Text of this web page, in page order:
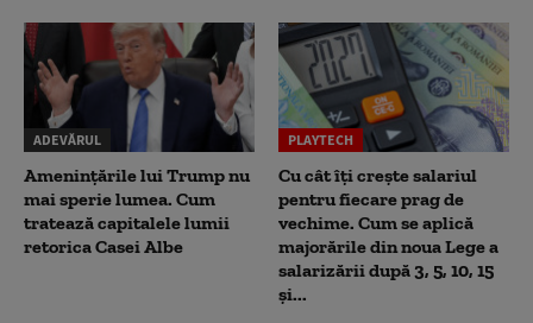
ADEVĂRUL
Amenințările lui Trump nu
mai sperie lumea. Cum
tratează capitalele lumii
retorica Casei Albe
PLAYTECH
Cu cât îți crește salariul
pentru fiecare prag de
vechime. Cum se aplică
majorările din noua Lege a
salarizării după 3, 5, 10, 15
și...